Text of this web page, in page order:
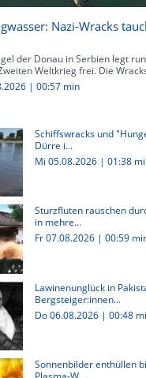
Nazi-Wracks
der Donau in Serbien legt
Weltkrieg frei. Die
| 00:57 min
Schiffswracks und
Dürre i...
Mi 05.08.2026 | 01:38
Sturzfluten rauschen
in mehre...
Fr 07.08.2026 | 00:59
Lawinenunglück in
Bergsteiger:innen...
Do 06.08.2026 | 00:48
Sonnenbilder enthüllen